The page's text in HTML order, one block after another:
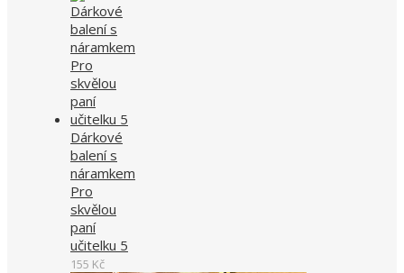
Dárkové
balení s
náramkem
Pro
skvělou
paní
učitelku 5
155 Kč